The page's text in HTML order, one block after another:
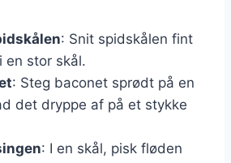
: Snit spidskålen fint
stor skål.
: Steg baconet sprødt på en
det dryppe af på et stykke
: I en skål, pisk fløden